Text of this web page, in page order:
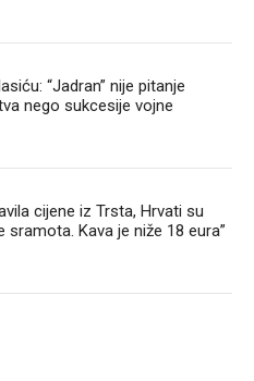
“Jadran” nije pitanje
nego sukcesije vojne
cijene iz Trsta, Hrvati su
sramota. Kava je niže 18 eura”